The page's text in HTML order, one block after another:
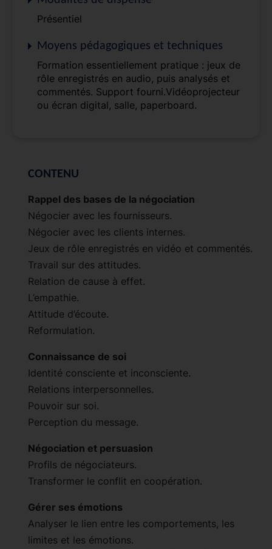
Présentiel
Moyens pédagogiques et techniques
Formation essentiellement pratique : jeux de
rôle enregistrés en audio, puis analysés et
commentés. Support fourni.Vidéoprojecteur
ou écran digital, salle, paperboard.
CONTENU
Rappel des bases de la négociation
Négocier avec les fournisseurs.
Négocier avec les clients internes.
Jeux de rôle enregistrés en vidéo et commentés.
Travail sur des attitudes.
Relation de cause à effet.
L’empathie.
Attitude d’écoute.
Reformulation.
Connaissance de soi
Identité consciente et inconsciente.
Relations interpersonnelles.
Pouvoir sur soi.
Perception du message.
Négociation et persuasion
Profils de négociateurs.
Transformer le conflit en coopération.
Gérer ses émotions
Analyser le lien entre les comportements, les
limites et les émotions.